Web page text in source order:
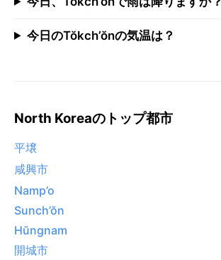
今日のTŏkch’ŏnの気温は？
North Koreaのトップ都市
平壌
咸興市
Namp’o
Sunch’ŏn
Hŭngnam
開城市